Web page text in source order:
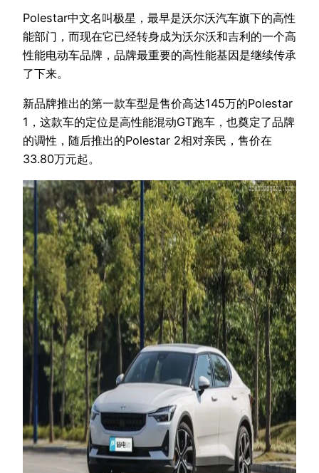
Polestar中文名叫极星，最早是沃尔沃汽车旗下的高性
能部门，而现在它已经转身成为沃尔沃和吉利的一个高
性能电动车品牌，品牌最重要的高性能基因是继续传承
了下来。
新品牌推出的第一款车型是售价高达145万的Polestar
1，这款车的定位是高性能混动GT跑车，也奠定了品牌
的调性，随后推出的Polestar 2相对亲民，售价在
33.80万元起。